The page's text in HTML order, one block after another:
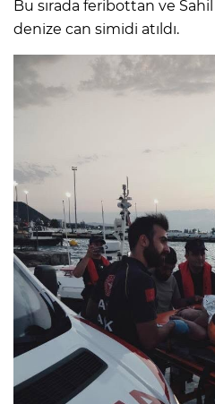
Bu sırada feribottan ve
denize can simidi atıldı.